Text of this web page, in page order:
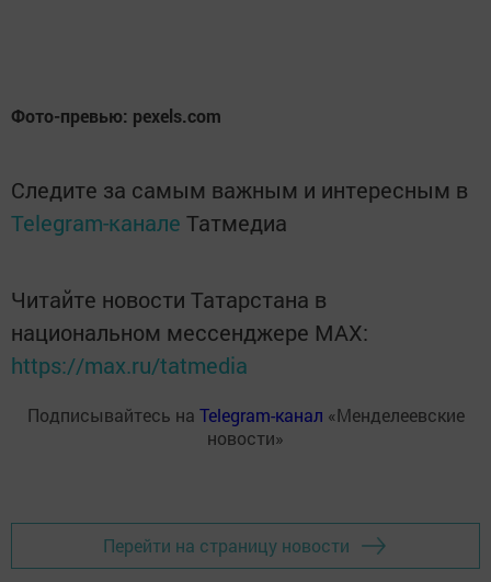
Фото-превью: pexels.com
Следите за самым важным и интересным в
Telegram-канале Татмедиа
Читайте новости Татарстана в
национальном мессенджере MАХ:
https://max.ru/tatmedia
Подписывайтесь на Telegram-канал «Менделеевские
новости»
Перейти на страницу новости